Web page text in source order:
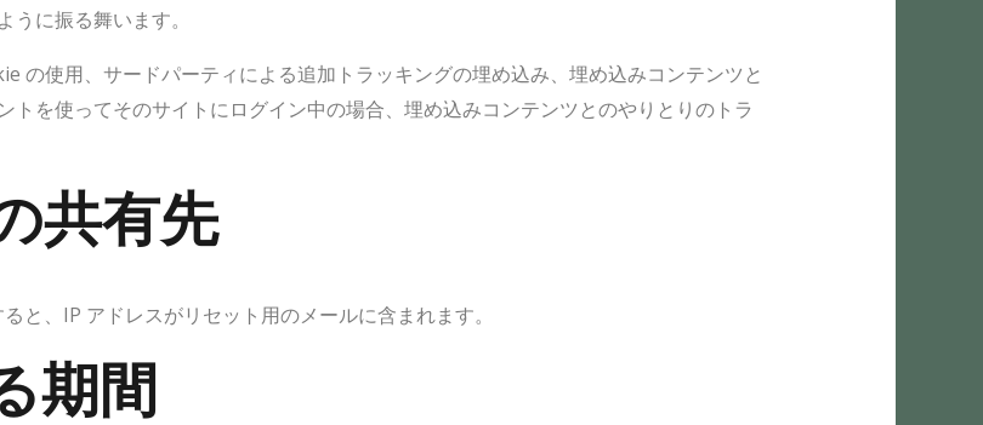
に振る舞います。
の使用、サードパーティによる追加トラッキングの埋め込み、埋め込みコンテンツと
を使ってそのサイトにログイン中の場合、埋め込みコンテンツとのやりとりのトラ
共有先
と、IP アドレスがリセット用のメールに含まれます。
期間